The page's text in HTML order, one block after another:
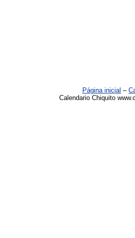
Página inicial –
Calendario Chiquito